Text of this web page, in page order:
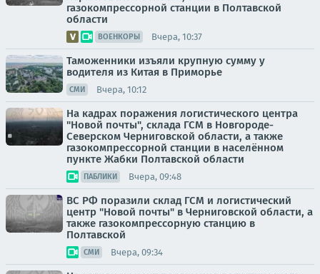
газокомпрессорной станции в Полтавской
области
ВОЕНКОРЫ Вчера, 10:37
Таможенники изъяли крупную сумму у
водителя из Китая в Приморье
СМИ Вчера, 10:12
На кадрах поражения логистического центра
"Новой почты", склада ГСМ в Новгороде-
Северском Черниговской области, а также
газокомпрессорной станции в населённом
пункте Жабки Полтавской области
ПАБЛИКИ Вчера, 09:48
ВС РФ поразили склад ГСМ и логистический
центр "Новой почты" в Черниговской области, а
также газокомпрессорную станцию в
Полтавской
СМИ Вчера, 09:34